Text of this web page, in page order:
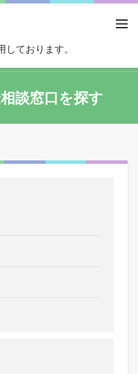
ております。
談窓口を探す